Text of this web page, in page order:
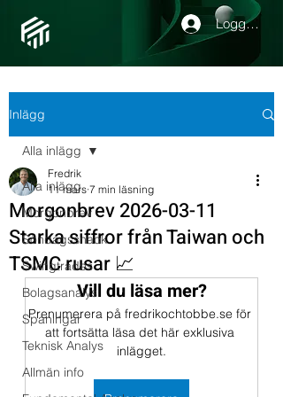
Logga in
Inlägg
Alla inlägg
Morgonbrev
Söndagssnack
Swingtrades
Bolagsanalys
Spaningar
Teknisk Analys
Allmän info
Alla inlägg
Morgonbrev 2026-03-11
Starka siffror från Taiwan och
TSMC rusar 📈
Fredrik
11 mars 7 min läsning
Vill du läsa mer?
Prenumerera på fredrikochtobbe.se för
att fortsätta läsa det här exklusiva
inlägget.